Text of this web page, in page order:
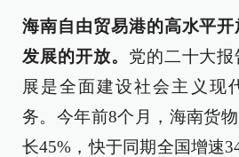
海南自由贸易港的高水平
发展的开放。 党的二十大
展是全面建设社会主义现
务。今年前8个月，海南货
长45%，快于同期全国增速